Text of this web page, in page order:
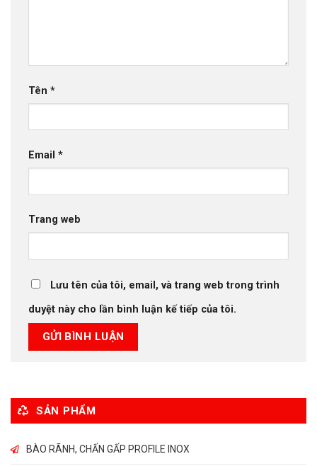
Tên *
Email *
Trang web
Lưu tên của tôi, email, và trang web trong trình
duyệt này cho lần bình luận kế tiếp của tôi.
SẢN PHẨM
BÀO RÃNH, CHẤN GẤP PROFILE INOX